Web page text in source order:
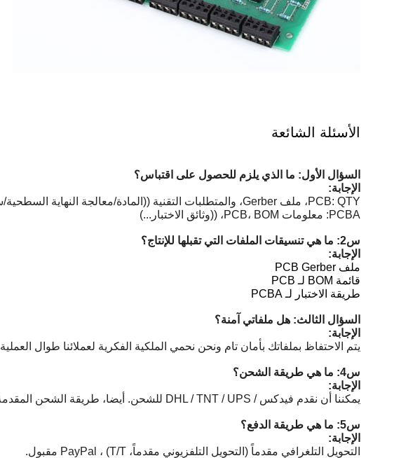
الأسئلة الشائعة
السؤال الأول: ما الذي يلزم للحصول على اقتباس؟
الإجابة:
PCB: QTY، ملف Gerber، والمتطلبات التقنية ((المادة/معالجة النهاية السطحية/سمك النحاس/سمك اللوحة،...)
PCBA: معلومات PCB، BOM، ((وثائق الاختبار...)
س2: ما هي تنسيقات الملفات التي تقبلها للإنتاج؟
الإجابة:
ملف PCB Gerber
قائمة BOM لـ PCB
طريقة الاختبار لـ PCBA
السؤال الثالث: هل ملفاتي آمنة؟
الإجابة:
يتم الاحتفاظ بملفاتك بأمان تام ونحن نحمي الملكية الفكرية لعملائنا طوال العملية
س4: ما هي طريقة الشحن؟
الإجابة:
يمكننا أن نقدم فيدكس / DHL / TNT / UPS للشحن. أيضا، طريقة الشحن المقدمة من قبل العميل مقبولة.
س5: ما هي طريقة الدفع؟
الإجابة:
التحويل التلغرافي مقدماً (التحويل التلفزيوني مقدماً، T/T) ، PayPal مقبول.